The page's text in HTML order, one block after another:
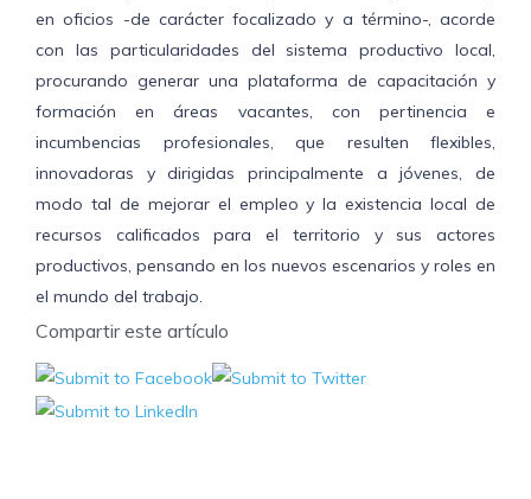
en oficios -de carácter focalizado y a término-, acorde
con las particularidades del sistema productivo local,
procurando generar una plataforma de capacitación y
formación en áreas vacantes, con pertinencia e
incumbencias profesionales, que resulten flexibles,
innovadoras y dirigidas principalmente a jóvenes, de
modo tal de mejorar el empleo y la existencia local de
recursos calificados para el territorio y sus actores
productivos, pensando en los nuevos escenarios y roles en
el mundo del trabajo.
Compartir este artículo